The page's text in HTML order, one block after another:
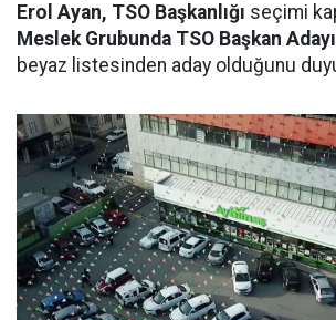
Erol Ayan, TSO Başkanlığı seçimi
Meslek Grubunda TSO Başkan Adayı
beyaz listesinden aday olduğunu